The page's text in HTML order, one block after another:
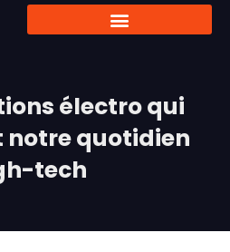
électro qui
notre quotidien
tech